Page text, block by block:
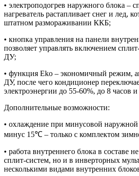
• электроподогрев наружного блока –
нагреватель растапливает снег и лед,
штатном размораживании ККБ;
• кнопка управления на панели
позволяет управлять включением
ДУ;
• функция Eko – экономичный режим,
ДУ, после чего кондиционер
электроэнергии до 55-60%, до 8 часов
Дополнительные возможности:
• охлаждение при минусовой наружной
минус 15℃ – только с комплектом
• работа внутреннего блока в составе
сплит-систем, но и в инверторных
несколькими видами внутренних